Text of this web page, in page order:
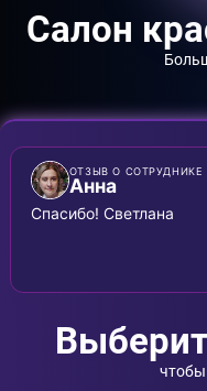
Салон
ОТЗЫВ О СОТРУДНИКЕ
Анна
Спасибо! Светлана
чтобы